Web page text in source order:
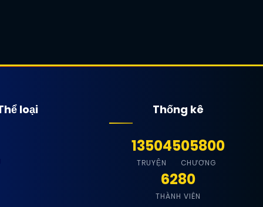
loại Thống kê
13504
TRUYỆN
505800
CHƯƠNG
6280
THÀNH VIÊN